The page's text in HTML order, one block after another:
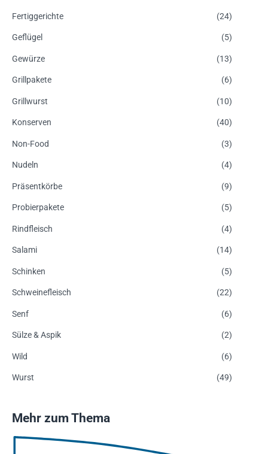
Fertiggerichte (24)
Geflügel (5)
Gewürze (13)
Grillpakete (6)
Grillwurst (10)
Konserven (40)
Non-Food (3)
Nudeln (4)
Präsentkörbe (9)
Probierpakete (5)
Rindfleisch (4)
Salami (14)
Schinken (5)
Schweinefleisch (22)
Senf (6)
Sülze & Aspik (2)
Wild (6)
Wurst (49)
Mehr zum Thema